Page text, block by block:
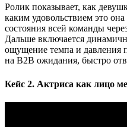
Ролик показывает, как
каким удовольствием это
состояния всей команды
Дальше включается
ощущение темпа и давления
на B2B ожидания, быстро
Кейс 2. Актриса как лицо